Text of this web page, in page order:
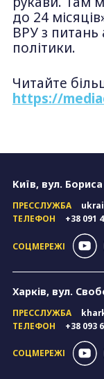
до 24
ВРУ з питань
політики.
Читайте
https://
Київ, вул.
ПРЕССЛУЖБА
ТЕЛЕФОН
+38 091
СОЦМЕРЕЖІ
Харків, вул.
ПРЕССЛУЖБА
ТЕЛЕФОН
+38 093
СОЦМЕРЕЖІ